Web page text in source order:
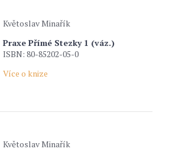
Květoslav Minařík
Praxe Přímé Stezky 1 (váz.)
ISBN: 80-85202-05-0
Více o knize
Květoslav Minařík